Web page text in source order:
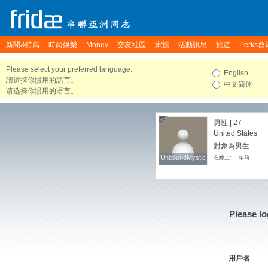
新聞&特寫 時尚娛樂 Money 交友社區 家族 活動訊息 旅遊 Perks會
Please select your preferred language.
請選擇你慣用的語言。
请选择你惯用的语言。
English
中文简体
UnboundMystic
UnboundMystic
男性 | 27
United States
對象為男生
在線上: 一年前
Please
用戶名